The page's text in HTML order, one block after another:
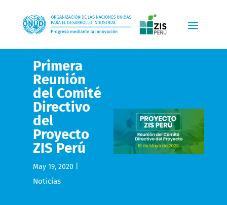
Primera
Reunión
del Comité
Directivo
del
Proyecto
ZIS Perú
May 19, 2020
Noticias